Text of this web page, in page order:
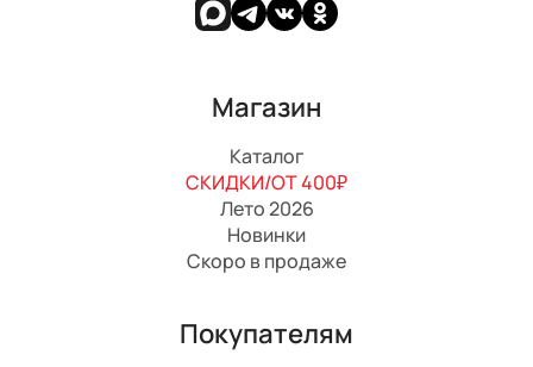
Магазин
Каталог
СКИДКИ/ОТ 400₽
Лето 2026
Новинки
Скоро в продаже
Покупателям